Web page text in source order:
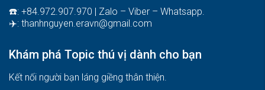
☎️: +84.972.907.970 | Zalo – Viber – Whatsapp.
✈️: thanhnguyen.eravn@gmail.com
Khám phá Topic thú vị dành cho bạn
Kết nối người bạn láng giềng thân thiện.